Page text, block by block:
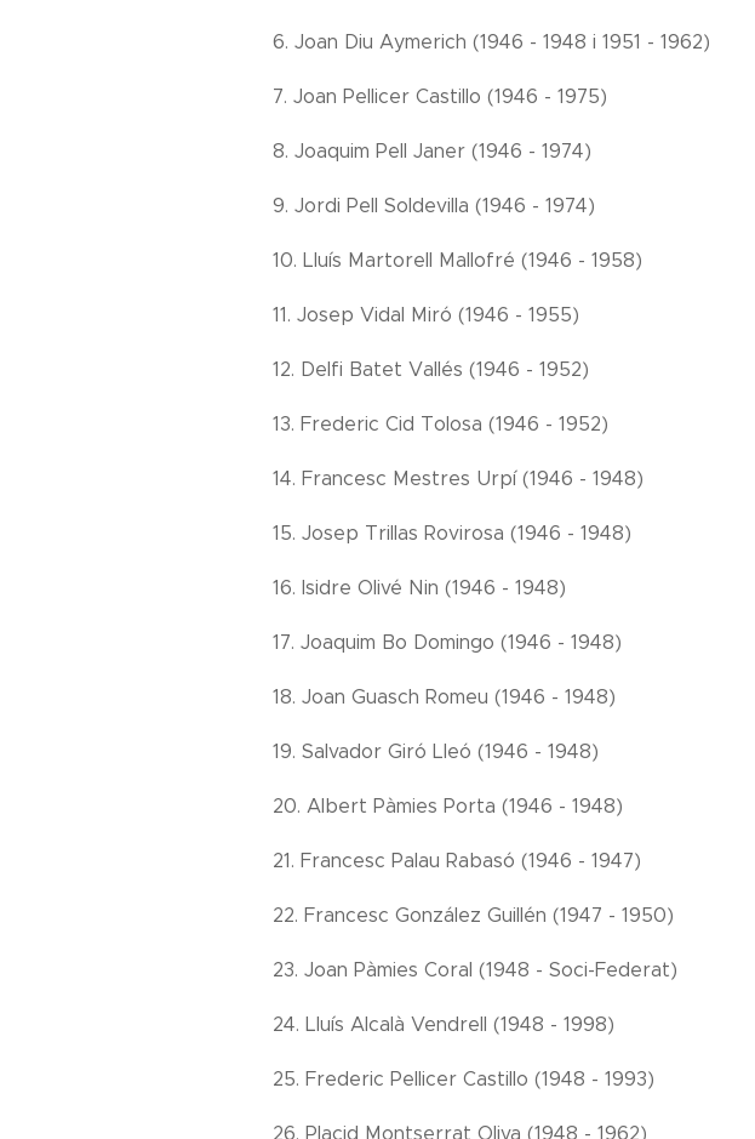
6. Joan Diu Aymerich (1946 - 1948 i 1951 - 1962)
7. Joan Pellicer Castillo (1946 - 1975)
8. Joaquim Pell Janer (1946 - 1974)
9. Jordi Pell Soldevilla (1946 - 1974)
10. Lluís Martorell Mallofré (1946 - 1958)
11. Josep Vidal Miró (1946 - 1955)
12. Delfi Batet Vallés (1946 - 1952)
13. Frederic Cid Tolosa (1946 - 1952)
14. Francesc Mestres Urpí (1946 - 1948)
15. Josep Trillas Rovirosa (1946 - 1948)
16. Isidre Olivé Nin (1946 - 1948)
17. Joaquim Bo Domingo (1946 - 1948)
18. Joan Guasch Romeu (1946 - 1948)
19. Salvador Giró Lleó (1946 - 1948)
20. Albert Pàmies Porta (1946 - 1948)
21. Francesc Palau Rabasó (1946 - 1947)
22. Francesc González Guillén (1947 - 1950)
23. Joan Pàmies Coral (1948 - Soci-Federat)
24. Lluís Alcalà Vendrell (1948 - 1998)
25. Frederic Pellicer Castillo (1948 - 1993)
26. Placid Montserrat Oliva (1948 - 1962)